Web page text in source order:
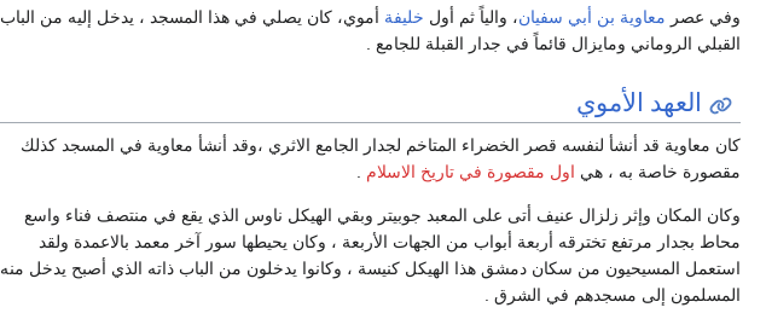
وفي عصر معاوية بن أبي سفيان، والياً ثم أول خليفة أموي، كان يصلي في هذا المسجد ، يدخل إليه من الباب
القبلي الروماني ومايزال قائماً في جدار القبلة للجامع .
العهد الأموي
كان معاوية قد أنشأ لنفسه قصر الخضراء المتاخم لجدار الجامع الاثري ،وقد أنشأ معاوية في المسجد كذلك
مقصورة خاصة به ، هي اول مقصورة في تاريخ الاسلام
وكان المكان وإثر زلزال عنيف أتى على المعبد جوبيتر وبقي الهيكل ناوس الذي يقع في منتصف فناء واسع
محاط بجدار مرتفع تخترقه أربعة أبواب من الجهات الأربعة ، وكان يحيطها سور آخر معمد بالاعمدة ولقد
استعمل المسيحيون من سكان دمشق هذا الهيكل كنيسة ، وكانوا يدخلون من الباب ذاته الذي أصبح يدخل منه
المسلمون إلى مسجدهم في الشرق .